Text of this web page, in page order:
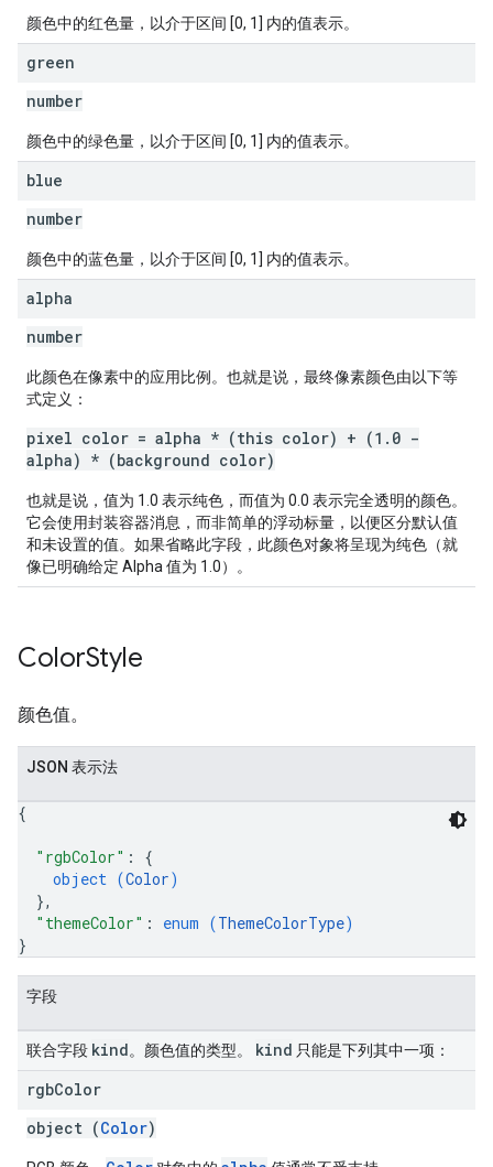
颜色中的红色量，以介于区间 [0, 1] 内的值表示。
green
number
颜色中的绿色量，以介于区间 [0, 1] 内的值表示。
blue
number
颜色中的蓝色量，以介于区间 [0, 1] 内的值表示。
alpha
number
此颜色在像素中的应用比例。也就是说，最终像素颜色由以下等
式定义：
pixel color = alpha * (this color) + (1.0 -
alpha) * (background color)
也就是说，值为 1.0 表示纯色，而值为 0.0 表示完全透明的颜色。
它会使用封装容器消息，而非简单的浮动标量，以便区分默认值
和未设置的值。如果省略此字段，此颜色对象将呈现为纯色（就
像已明确给定 Alpha 值为 1.0）。
ColorStyle
颜色值。
JSON 表示法
{
"rgbColor" : {
object (Color)
},
"themeColor" : enum (ThemeColorType)
}
字段
联合字段 kind。颜色值的类型。 kind 只能是下列其中一项：
rgbColor
object (Color)